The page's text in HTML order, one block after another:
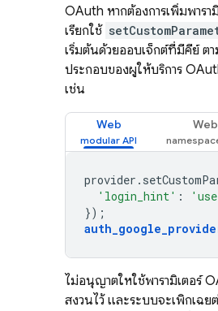
OAuth หากต้องการเพิ่มพารา
เรียกใช้
เริ่มต้นด้วยออบเจ็กต์ที่มีคีย์ ตา
ประกอบของผู้ให้บริการ
เช่น
Web Web
provider .
'login_hint' :
});
ไม่อนุญาตให้ใช้พารามิเตอร์
สงวนไว้ และระบบจะเพิกเฉย